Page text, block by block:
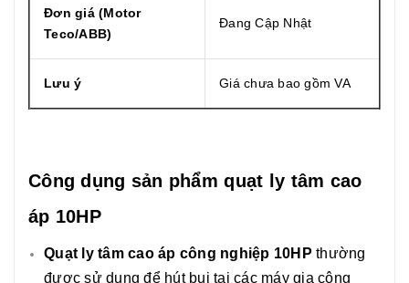
Đơn giá (Motor
Teco/ABB)
Đang Cập Nhật
Lưu ý Giá chưa bao gồm VA
Công dụng sản phẩm quạt ly tâm cao
áp 10HP
Quạt ly tâm cao áp công nghiệp 10HP thường
được sử dụng để hút bụi tại các máy gia công